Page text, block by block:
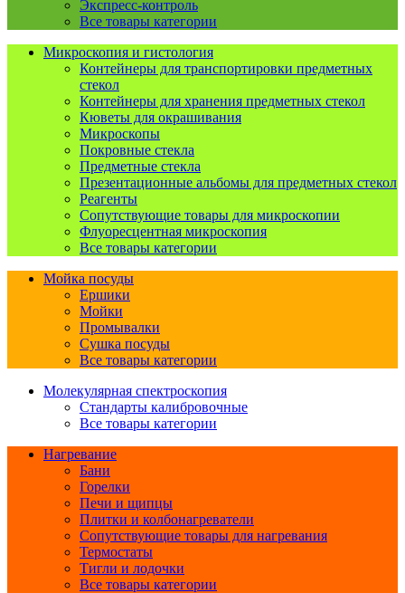
Экспресс-контроль
Все товары категории
Микроскопия и гистология
Контейнеры для транспортировки предметных
стекол
Контейнеры для хранения предметных стекол
Кюветы для окрашивания
Микроскопы
Покровные стекла
Предметные стекла
Презентационные альбомы для предметных стекол
Реагенты
Сопутствующие товары для микроскопии
Флуоресцентная микроскопия
Все товары категории
Мойка посуды
Ершики
Мойки
Промывалки
Сушка посуды
Все товары категории
Молекулярная спектроскопия
Стандарты калибровочные
Все товары категории
Нагревание
Бани
Горелки
Печи и щипцы
Плитки и колбонагреватели
Сопутствующие товары для нагревания
Термостаты
Тигли и лодочки
Все товары категории